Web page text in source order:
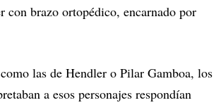
con brazo ortopédico, encarnado por
las de Hendler o Pilar Gamboa, los
a esos personajes respondían